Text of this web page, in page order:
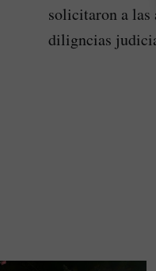
solicitaron a las
diligncias